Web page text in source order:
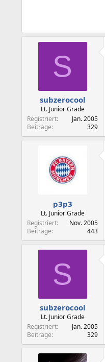
S
subzerocool
Lt. Junior Grade
Registriert
Jan. 2005
Beiträge
329
p3p3
Lt. Junior Grade
Registriert
Nov. 2005
Beiträge
443
S
subzerocool
Lt. Junior Grade
Registriert
Jan. 2005
Beiträge
329